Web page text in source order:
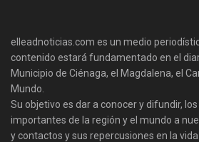
elleadnoticias.com es un medio
contenido estará fundamentado en el
Municipio de Ciénaga, el Magdalena, el
Mundo.
Su objetivo es dar a conocer y difundir,
importantes de la región y el mundo a
y contactos y sus repercusiones en la